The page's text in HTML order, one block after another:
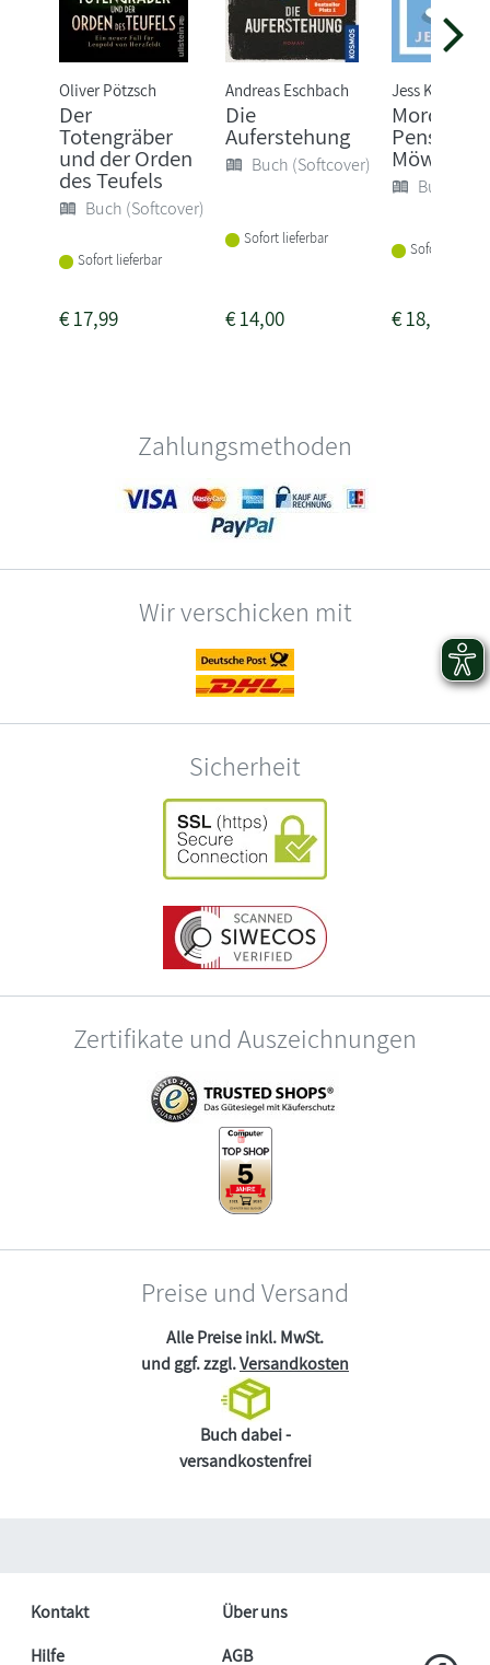
Oliver Pötzsch
Der
Totengräber
und der Orden
des Teufels
Buch (Softcover)
Sofort lieferbar
€17,99
Andreas Eschbach
Die
Auferstehung
Buch (Softcover)
Sofort lieferbar
€14,00
Jess Kidd
Mord in
Pension
Buch
Sofort
€18,00
Zahlungsmethoden
Wir verschicken mit
Sicherheit
Zertifikate und Auszeichnungen
Preise und Versand
Alle Preise inkl. MwSt.
und ggf. zzgl.Versandkosten
Buch dabei -
versandkostenfrei
Kontakt
Über uns
Hilfe
AGB